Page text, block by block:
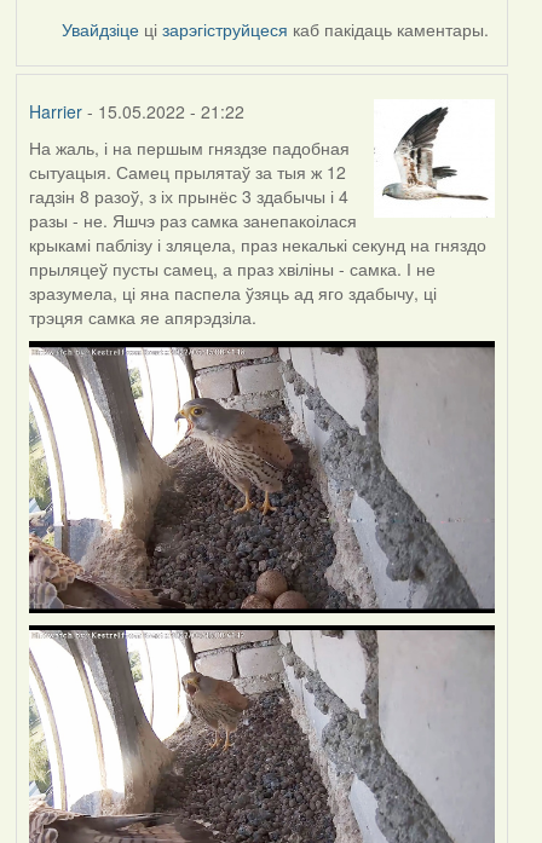
Увайдзіце цізарэгіструйцеся каб пакідаць каментары.
Harrier- 15.05.2022 - 21:22
На жаль, і на першым гняздзе падобная
сытуацыя. Самец прылятаў за тыя ж 12
гадзін 8 разоў, з іх прынёс 3 здабычы і 4
разы - не. Яшчэ раз самка занепакоілася
крыкамі паблізу і зляцела, праз некалькі секунд на гняздо
прыляцеў пусты самец, а праз хвіліны - самка. І не
зразумела, ці яна паспела ўзяць ад яго здабычу, ці
трэцяя самка яе апярэдзіла.